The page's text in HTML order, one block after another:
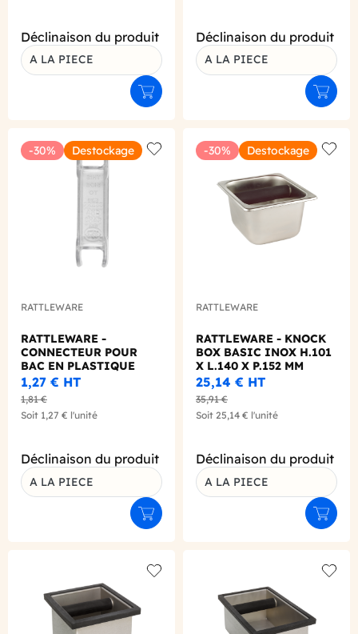
Déclinaison du produit
A LA PIECE
Ajouter au panier
Déclinaison du produit
A LA PIECE
-30% Destockage
Add to wishlist
RATTLEWARE
RATTLEWARE -
CONNECTEUR POUR
BAC EN PLASTIQUE
NOIR
1,27 € HT
1,81 €
Soit 1,27 € l'unité
Déclinaison du produit
A LA PIECE
Ajouter au panier
-30% Destockage
RATTLEWARE
RATTLEWARE - KNOCK
BOX BASIC INOX H.101
X L.140 X P.152 MM
25,14 € HT
35,91 €
Soit 25,14 € l'unité
Déclinaison du produit
A LA PIECE